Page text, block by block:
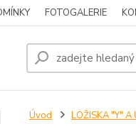
FOTOGALERIE
Úvod LOŽISKA "Y" A